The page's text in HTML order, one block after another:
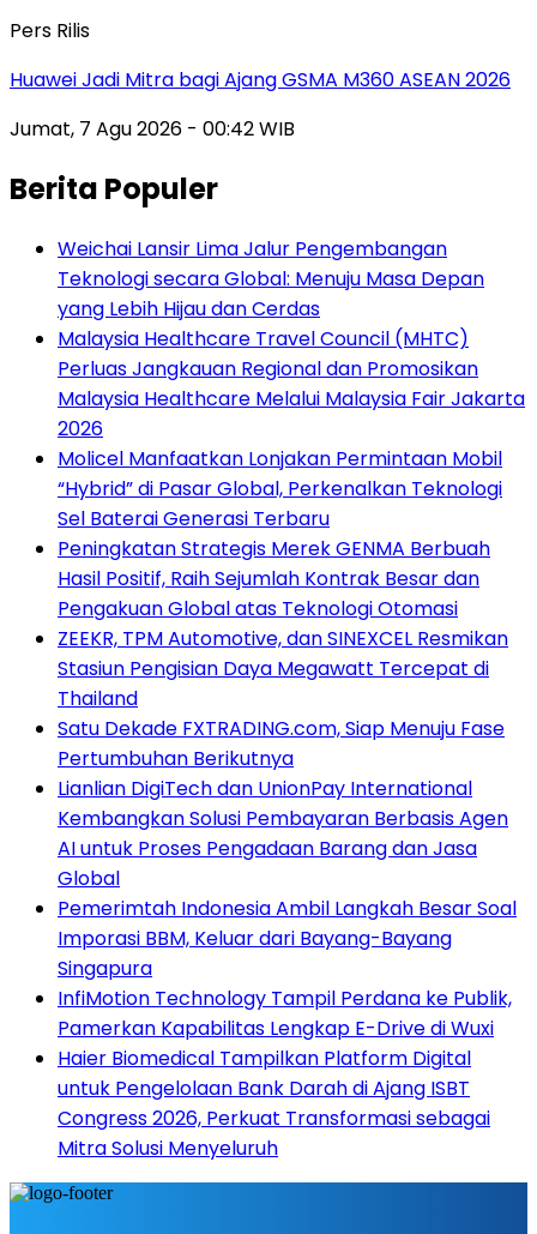
Pers Rilis
Huawei Jadi Mitra bagi Ajang GSMA M360 ASEAN 2026
Jumat, 7 Agu 2026 - 00:42 WIB
Berita Populer
Weichai Lansir Lima Jalur Pengembangan
Teknologi secara Global: Menuju Masa Depan
yang Lebih Hijau dan Cerdas
Malaysia Healthcare Travel Council (MHTC)
Perluas Jangkauan Regional dan Promosikan
Malaysia Healthcare Melalui Malaysia Fair Jakarta
2026
Molicel Manfaatkan Lonjakan Permintaan Mobil
“Hybrid” di Pasar Global, Perkenalkan Teknologi
Sel Baterai Generasi Terbaru
Peningkatan Strategis Merek GENMA Berbuah
Hasil Positif, Raih Sejumlah Kontrak Besar dan
Pengakuan Global atas Teknologi Otomasi
ZEEKR, TPM Automotive, dan SINEXCEL Resmikan
Stasiun Pengisian Daya Megawatt Tercepat di
Thailand
Satu Dekade FXTRADING.com, Siap Menuju Fase
Pertumbuhan Berikutnya
Lianlian DigiTech dan UnionPay International
Kembangkan Solusi Pembayaran Berbasis Agen
AI untuk Proses Pengadaan Barang dan Jasa
Global
Pemerimtah Indonesia Ambil Langkah Besar Soal
Imporasi BBM, Keluar dari Bayang-Bayang
Singapura
InfiMotion Technology Tampil Perdana ke Publik,
Pamerkan Kapabilitas Lengkap E-Drive di Wuxi
Haier Biomedical Tampilkan Platform Digital
untuk Pengelolaan Bank Darah di Ajang ISBT
Congress 2026, Perkuat Transformasi sebagai
Mitra Solusi Menyeluruh